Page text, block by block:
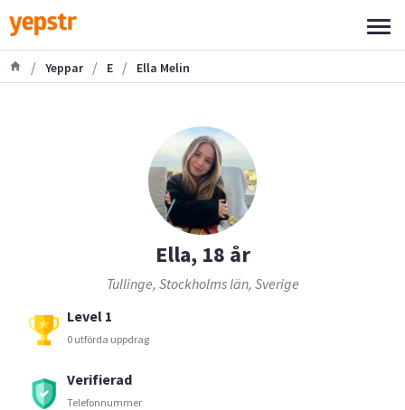
/ Yeppar / E / Ella Melin
Ella, 18 år
Tullinge, Stockholms län, Sverige
Level 1
0 utförda uppdrag
Verifierad
Telefonnummer